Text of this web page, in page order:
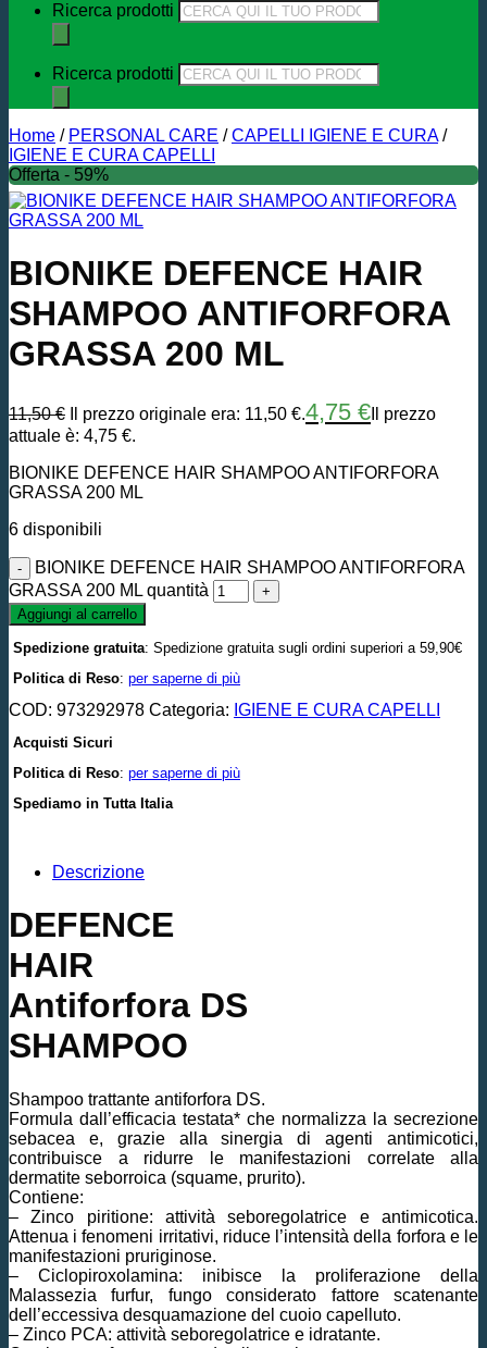
Ricerca prodotti
Ricerca prodotti
Home / PERSONAL CARE / CAPELLI IGIENE E CURA /
IGIENE E CURA CAPELLI
Offerta - 59%
BIONIKE DEFENCE HAIR
SHAMPOO ANTIFORFORA
GRASSA 200 ML
11,50€ Il prezzo originale era: 11,50 €.4,75 € Il prezzo
attuale è: 4,75 €.
BIONIKE DEFENCE HAIR SHAMPOO ANTIFORFORA
GRASSA 200 ML
6 disponibili
BIONIKE DEFENCE HAIR SHAMPOO ANTIFORFORA
GRASSA 200 ML quantità
Aggiungi al carrello
Spedizione gratuita: Spedizione gratuita sugli ordini superiori a 59,90€
Politica di Reso: per saperne di più
COD: 973292978 Categoria: IGIENE E CURA CAPELLI
Acquisti Sicuri
Politica di Reso: per saperne di più
Spediamo in Tutta Italia
Descrizione
DEFENCE
HAIR
Antiforfora DS
SHAMPOO
Shampoo trattante antiforfora DS.
Formula dall’efficacia testata* che normalizza la secrezione
sebacea e, grazie alla sinergia di agenti antimicotici,
contribuisce a ridurre le manifestazioni correlate alla
dermatite seborroica (squame, prurito).
Contiene:
– Zinco piritione: attività seboregolatrice e antimicotica.
Attenua i fenomeni irritativi, riduce l’intensità della forfora e le
manifestazioni pruriginose.
– Ciclopiroxolamina: inibisce la proliferazione della
Malassezia furfur, fungo considerato fattore scatenante
dell’eccessiva desquamazione del cuoio capelluto.
– Zinco PCA: attività seboregolatrice e idratante.